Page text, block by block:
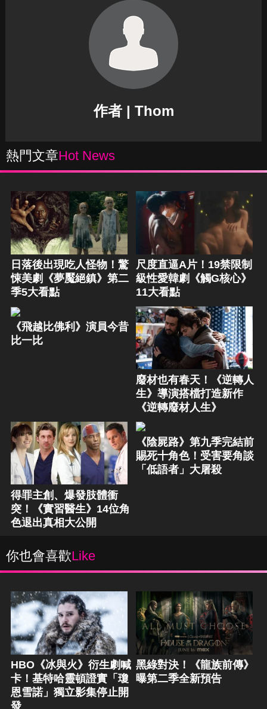
作者 | Thom
熱門文章Hot News
日落後出現吃人怪物！驚
悚美劇《夢魘絕鎮》第二
季5大看點
尺度直逼A片！19禁限制
級性愛韓劇《觸G核心》
11大看點
《飛越比佛利》演員今昔
比一比
廢材也有春天！《逆轉人
生》導演搭檔打造新作
《逆轉廢材人生》
得罪主創、爆發肢體衝
突！《實習醫生》14位角
色退出真相大公開
《陰屍路》第九季完結前
賜死十角色！受害要角談
「低語者」大屠殺
你也會喜歡Like
HBO《冰與火》衍生劇喊
卡！基特哈靈頓證實「瓊
恩雪諾」獨立影集停止開
發
黑綠對決！《龍族前傳》
曝第二季全新預告